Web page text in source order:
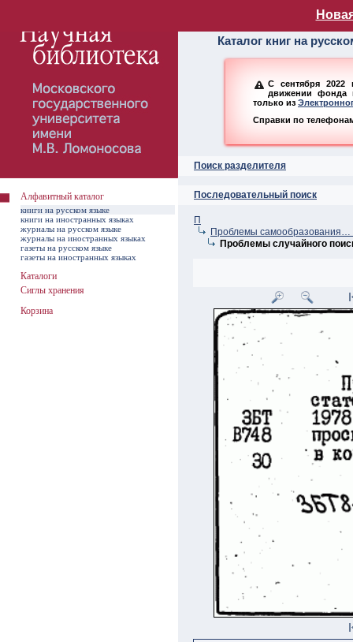
Алфавитный
Каталог книг на
С сентября 2022
движении фонда
только из
Справки по
Поиск разделителя
Последовательный поиск
П
Проблемы самообразования…
Проблемы случайного
Алфавитный каталог
книги на русском языке
книги на иностранных языках
журналы на русском языке
журналы на иностранных языках
газеты на русском языке
газеты на иностранных языках
Каталоги
Сиглы хранения
Корзина